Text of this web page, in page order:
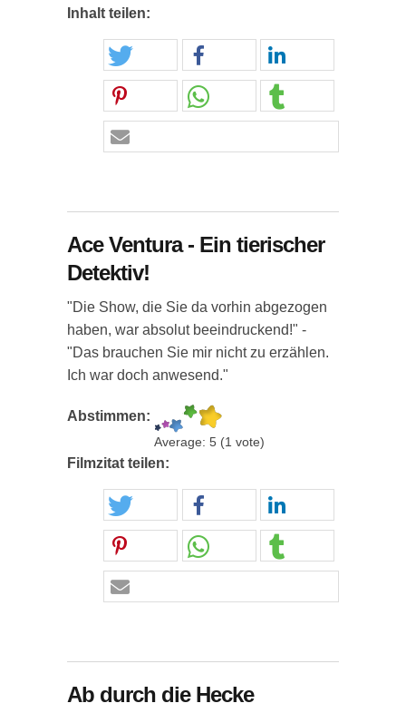
Inhalt teilen:
Ace Ventura - Ein tierischer
Detektiv!
"Die Show, die Sie da vorhin abgezogen
haben, war absolut beeindruckend!" -
"Das brauchen Sie mir nicht zu erzählen.
Ich war doch anwesend."
Abstimmen:
Average: 5 (1 vote)
Filmzitat teilen:
Ab durch die Hecke